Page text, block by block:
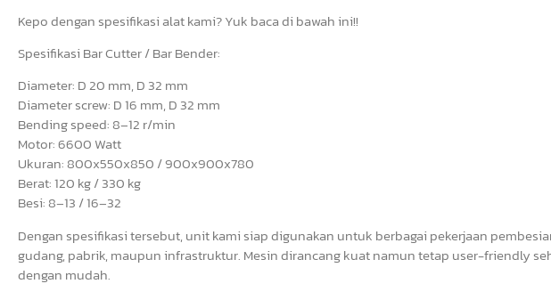
Kepo dengan spesifikasi alat kami? Yuk baca di bawah ini!!
Spesifikasi Bar Cutter / Bar Bender:
Diameter: D 20 mm, D 32 mm
Diameter screw: D 16 mm, D 32 mm
Bending speed: 8–12 r/min
Motor: 6600 Watt
Ukuran: 800x550x850 / 900x900x780
Berat: 120 kg / 330 kg
Besi: 8–13 / 16–32
Dengan spesifikasi tersebut, unit kami siap digunakan untuk berbagai pekerjaan
gudang, pabrik, maupun infrastruktur. Mesin dirancang kuat namun tetap user-friendly
dengan mudah.